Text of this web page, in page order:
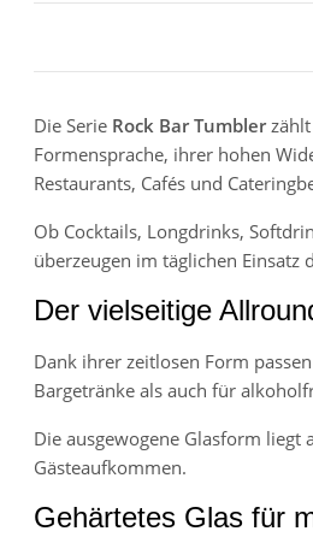
Die Serie Rock Bar Tumblerzählt
Formensprache, ihrer hohen
Restaurants, Cafés und
Ob Cocktails, Longdrinks,
überzeugen im täglichen Einsatz
Der vielseitige
Dank ihrer zeitlosen Form
Bargetränke als auch für
Die ausgewogene Glasform
Gästeaufkommen.
Gehärtetes Glas für